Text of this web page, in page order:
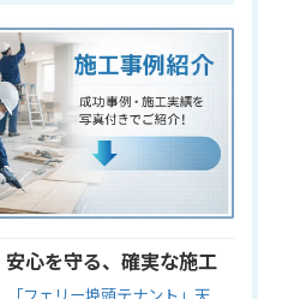
安心を守る、確実な施工